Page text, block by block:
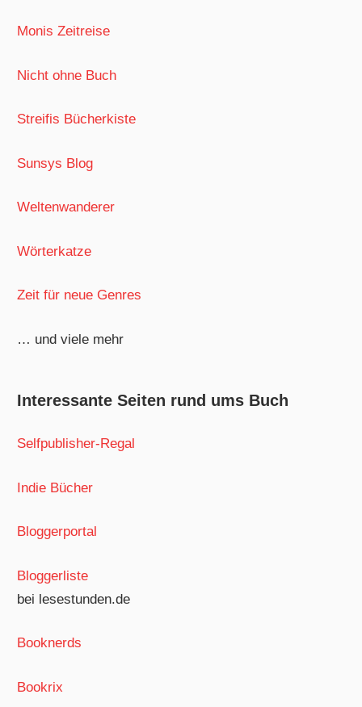
Monis Zeitreise
Nicht ohne Buch
Streifis Bücherkiste
Sunsys Blog
Weltenwanderer
Wörterkatze
Zeit für neue Genres
… und viele mehr
Interessante Seiten rund ums Buch
Selfpublisher-Regal
Indie Bücher
Bloggerportal
Bloggerliste
bei lesestunden.de
Booknerds
Bookrix